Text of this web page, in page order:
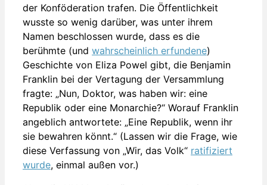
der Konföderation trafen. Die Öffentlichkeit
wusste so wenig darüber, was unter ihrem
Namen beschlossen wurde, dass es die
berühmte (und wahrscheinlich erfundene)
Geschichte von Eliza Powel gibt, die Benjamin
Franklin bei der Vertagung der Versammlung
fragte: „Nun, Doktor, was haben wir: eine
Republik oder eine Monarchie?“ Worauf Franklin
angeblich antwortete: „Eine Republik, wenn ihr
sie bewahren könnt.“ (Lassen wir die Frage, wie
diese Verfassung von „Wir, das Volk“ ratifiziert
wurde, einmal außen vor.)